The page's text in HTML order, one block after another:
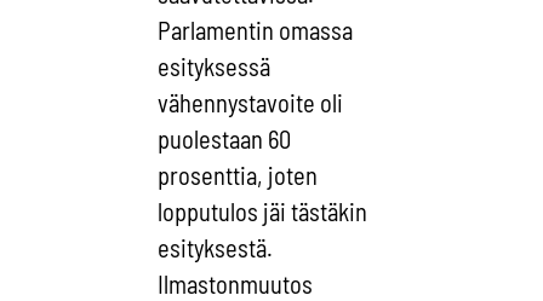
Parlamentin omassa
esityksessä
vähennystavoite oli
puolestaan 60
prosenttia, joten
lopputulos jäi tästäkin
esityksestä.
Ilmastonmuutos